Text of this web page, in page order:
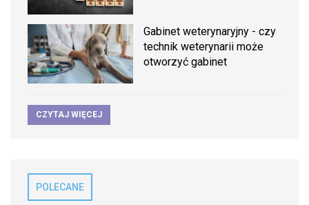
Gabinet weterynaryjny - czy
technik weterynarii może
otworzyć gabinet
CZYTAJ WIĘCEJ
POLECANE